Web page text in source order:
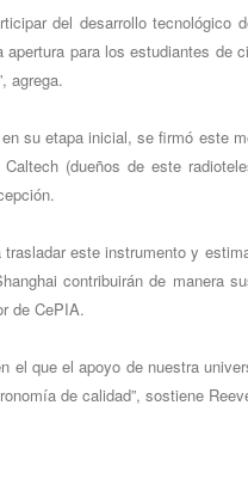
del desarrollo tecnológico
para los estudiantes de
agrega.
su etapa inicial, se firmó este
(dueños de este
este instrumento y
contribuirán de manera
de CePIA.
el que el apoyo de nuestra
de calidad”, sostiene